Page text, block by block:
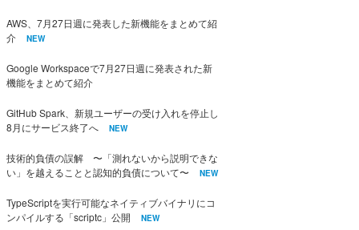
AWS、7月27日週に発表した新機能をまとめて紹
介
NEW
Google Workspaceで7月27日週に発表された新
機能をまとめて紹介
GitHub Spark、新規ユーザーの受け入れを停止し
8月にサービス終了へ
NEW
技術的負債の誤解 〜「測れないから説明できな
い」を越えることと認知的負債について〜
NEW
TypeScriptを実行可能なネイティブバイナリにコ
ンパイルする「scriptc」公開
NEW